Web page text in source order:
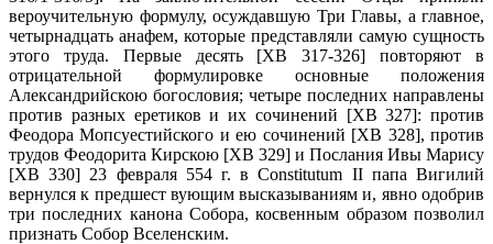
вероучительную формулу, осуждавшую Три Главы, а главное,
четырнадцать анафем, которые представляли самую сущность
этого труда. Первые десять [ХВ 317-326] повторяют в
отрицательной формулировке основные положения
Александрийскою богословия; четыре последних направлены
против разных еретиков и их сочинений [ХВ 327]: против
Феодора Мопсуестийского и ею сочинений [ХВ 328], против
трудов Феодорита Кирскою [ХВ 329] и Послания Ивы Марису
[ХВ 330] 23 февраля 554 г. в Constitutum II папа Вигилий
вернулся к предшест вующим высказываниям и, явно одобрив
три последних канона Собора, косвенным образом позволил
признать Собор Вселенским.